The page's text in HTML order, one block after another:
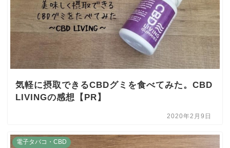
気軽に摂取できるCBDグミを食べてみた。CBD
LIVINGの感想【PR】
2020年2月9日
電子タバコ・CBD